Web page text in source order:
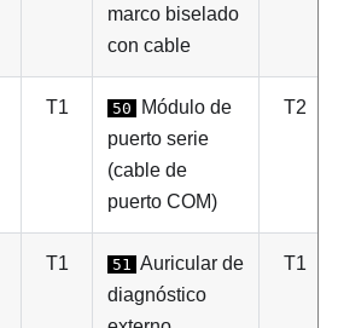
marco biselado
con cable
T1 50
Módulo de
puerto serie
(cable de
puerto COM)
T2
T1 51 Auricular de
diagnóstico
T1